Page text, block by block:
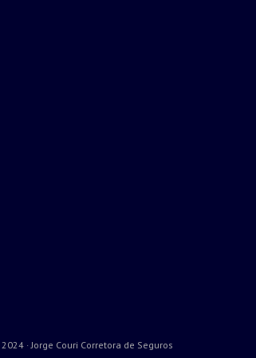
· Jorge Couri Corretora de Seguros